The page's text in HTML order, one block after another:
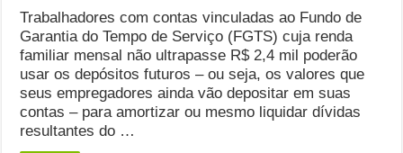
Trabalhadores com contas vinculadas ao Fundo de
Garantia do Tempo de Serviço (FGTS) cuja renda
familiar mensal não ultrapasse R$ 2,4 mil poderão
usar os depósitos futuros – ou seja, os valores que
seus empregadores ainda vão depositar em suas
contas – para amortizar ou mesmo liquidar dívidas
resultantes do …